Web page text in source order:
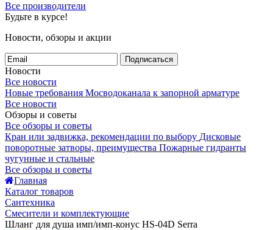
Все производители
Будьте в курсе!
Новости, обзоры и акции
Подписаться
Новости
Все новости
Новые требования Мосводоканала к запорной арматуре
Все новости
Обзоры и советы
Все обзоры и советы
Кран или задвижка, рекомендации по выбору Дисковые
поворотные затворы, преимущества Пожарные гидранты
чугунные и стальные
Все обзоры и советы
Главная
Каталог товаров
Сантехника
Смесители и комплектующие
Шланг для душа имп/имп-конус HS-04D Serra